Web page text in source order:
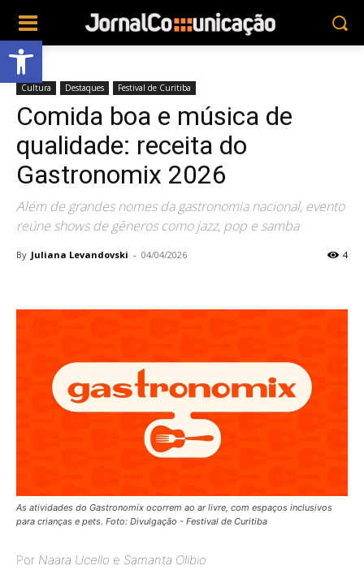
Abrir a barra de ferramentas
Cultura Destaques Festival de Curitiba
Comida boa e música de
qualidade: receita do
Gastronomix 2026
Além de grandes nomes da gastronomia nacional, evento
reúne shows de gêneros como jazz, pop e samba
By Juliana Levandovski - 04/04/2026 4
As atividades do Gastronomix ocorrem ao ar livre, com espaços inclusivos
para crianças e pets. Foto: Divulgação - Festival de Curitiba
Por Naara Ucello e Samanta Olibio